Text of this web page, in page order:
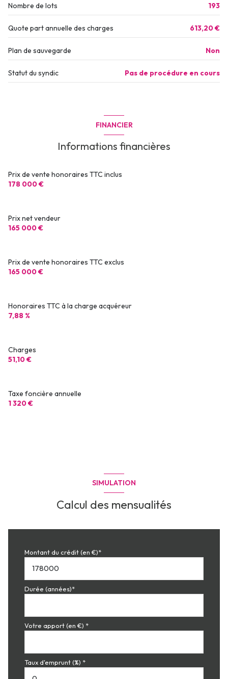
Nombre de lots 193
Quote part annuelle des charges 613,20 €
Plan de sauvegarde Non
Statut du syndic Pas de procédure en cours
FINANCIER
Informations financières
Prix de vente honoraires TTC inclus
178 000 €
Prix net vendeur
165 000 €
Prix de vente honoraires TTC exclus
165 000 €
Honoraires TTC à la charge acquéreur
7,88 %
Charges
51,10 €
Taxe foncière annuelle
1 320 €
SIMULATION
Calcul des mensualités
Montant du crédit (en €)*
Durée (années)*
Votre apport (en €) *
Taux d'emprunt (%) *